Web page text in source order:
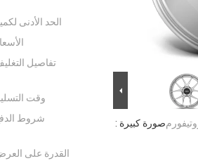
صورة كبيرة :
الحد الأدنى
تفاصيل
وقت
شروط
القدرة على